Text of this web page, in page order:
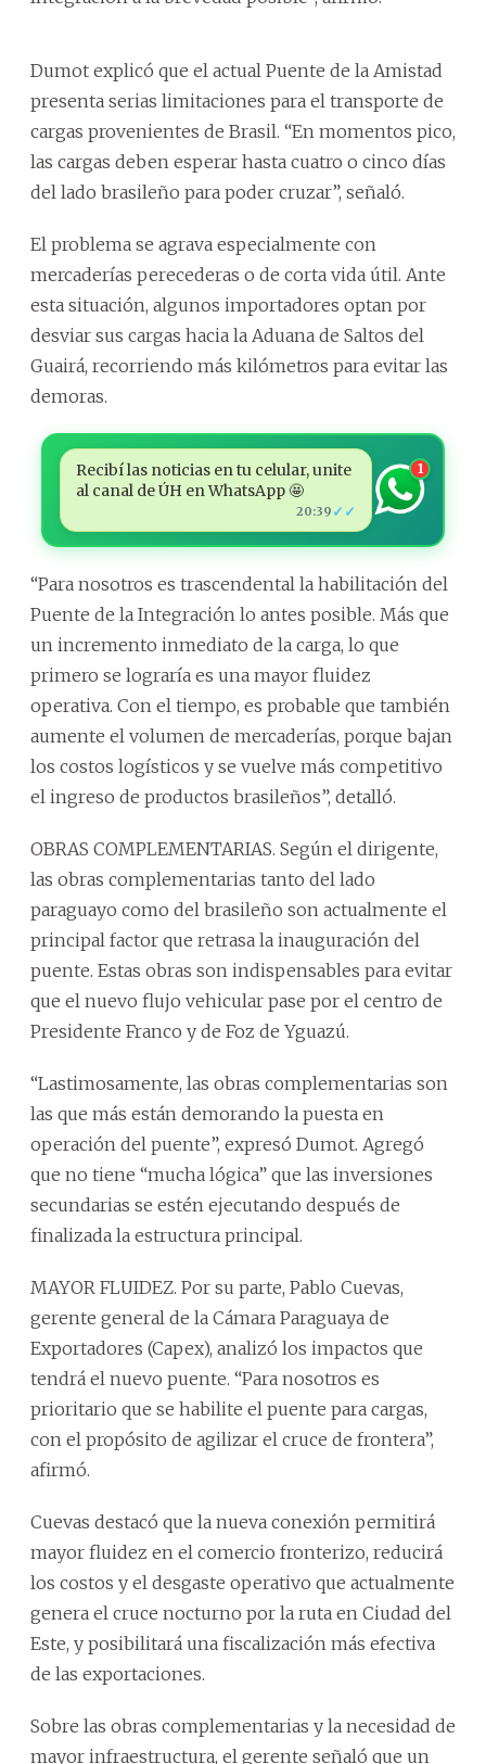
Dumot explicó que el actual Puente de la Amistad
presenta serias limitaciones para el transporte de
cargas provenientes de Brasil. “En momentos pico,
las cargas deben esperar hasta cuatro o cinco días
del lado brasileño para poder cruzar”, señaló.
El problema se agrava especialmente con
mercaderías perecederas o de corta vida útil. Ante
esta situación, algunos importadores optan por
desviar sus cargas hacia la Aduana de Saltos del
Guairá, recorriendo más kilómetros para evitar las
demoras.
Recibí las noticias en tu celular, unite
al canal de ÚH en WhatsApp 🤩
20:39 ✓✓
1
“Para nosotros es trascendental la habilitación del
Puente de la Integración lo antes posible. Más que
un incremento inmediato de la carga, lo que
primero se lograría es una mayor fluidez
operativa. Con el tiempo, es probable que también
aumente el volumen de mercaderías, porque bajan
los costos logísticos y se vuelve más competitivo
el ingreso de productos brasileños”, detalló.
OBRAS COMPLEMENTARIAS. Según el dirigente,
las obras complementarias tanto del lado
paraguayo como del brasileño son actualmente el
principal factor que retrasa la inauguración del
puente. Estas obras son indispensables para evitar
que el nuevo flujo vehicular pase por el centro de
Presidente Franco y de Foz de Yguazú.
“Lastimosamente, las obras complementarias son
las que más están demorando la puesta en
operación del puente”, expresó Dumot. Agregó
que no tiene “mucha lógica” que las inversiones
secundarias se estén ejecutando después de
finalizada la estructura principal.
MAYOR FLUIDEZ. Por su parte, Pablo Cuevas,
gerente general de la Cámara Paraguaya de
Exportadores (Capex), analizó los impactos que
tendrá el nuevo puente. “Para nosotros es
prioritario que se habilite el puente para cargas,
con el propósito de agilizar el cruce de frontera”,
afirmó.
Cuevas destacó que la nueva conexión permitirá
mayor fluidez en el comercio fronterizo, reducirá
los costos y el desgaste operativo que actualmente
genera el cruce nocturno por la ruta en Ciudad del
Este, y posibilitará una fiscalización más efectiva
de las exportaciones.
Sobre las obras complementarias y la necesidad de
mayor infraestructura, el gerente señaló que un